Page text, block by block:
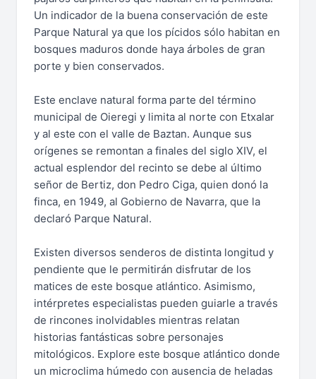
Un indicador de la buena conservación de este
Parque Natural ya que los pícidos sólo habitan en
bosques maduros donde haya árboles de gran
porte y bien conservados.
Este enclave natural forma parte del término
municipal de Oieregi y limita al norte con Etxalar
y al este con el valle de Baztan. Aunque sus
orígenes se remontan a finales del siglo XIV, el
actual esplendor del recinto se debe al último
señor de Bertiz, don Pedro Ciga, quien donó la
finca, en 1949, al Gobierno de Navarra, que la
declaró Parque Natural.
Existen diversos senderos de distinta longitud y
pendiente que le permitirán disfrutar de los
matices de este bosque atlántico. Asimismo,
intérpretes especialistas pueden guiarle a través
de rincones inolvidables mientras relatan
historias fantásticas sobre personajes
mitológicos. Explore este bosque atlántico donde
un microclima húmedo con ausencia de heladas